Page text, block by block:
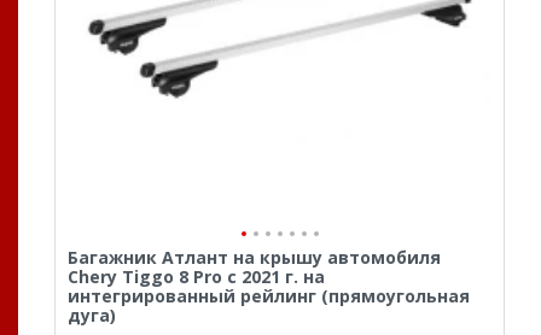
Багажник Атлант на крышу автомобиля
Chery Tiggo 8 Pro с 2021 г. на
интегрированный рейлинг (прямоугольная
дуга)